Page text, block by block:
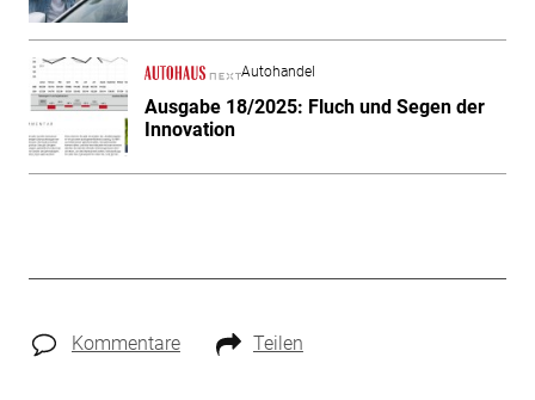
Autohandel
Ausgabe 18/2025: Fluch und Segen der
Innovation
Kommentare Teilen